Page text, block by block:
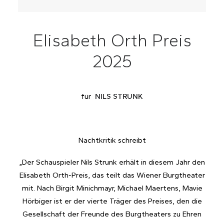
Elisabeth Orth Preis
2025
für NILS STRUNK
Nachtkritik schreibt
„Der Schauspieler Nils Strunk erhält in diesem Jahr den
Elisabeth Orth-Preis, das teilt das Wiener Burgtheater
mit. Nach Birgit Minichmayr, Michael Maertens, Mavie
Hörbiger ist er der vierte Träger des Preises, den die
Gesellschaft der Freunde des Burgtheaters zu Ehren